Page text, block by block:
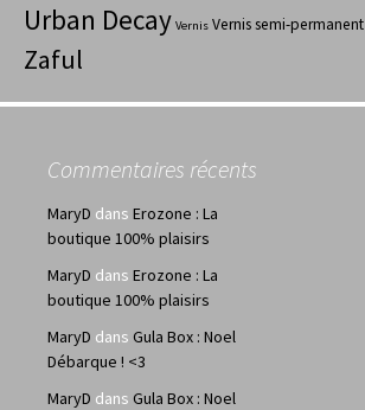
Urban Decay Vernis Vernis semi-permanent
Zaful
Commentaires récents
MaryD dans Erozone : La
boutique 100% plaisirs
MaryD dans Erozone : La
boutique 100% plaisirs
MaryD dans Gula Box : Noel
Débarque ! <3
MaryD dans Gula Box : Noel